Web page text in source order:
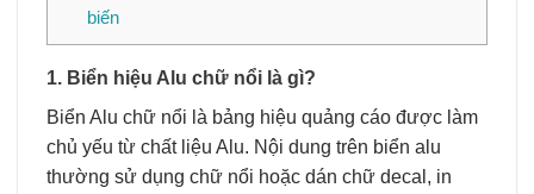
biến
1. Biển hiệu Alu chữ nổi là gì?
Biển Alu chữ nổi là bảng hiệu quảng cáo được làm
chủ yếu từ chất liệu Alu. Nội dung trên biển alu
thường sử dụng chữ nổi hoặc dán chữ decal, in